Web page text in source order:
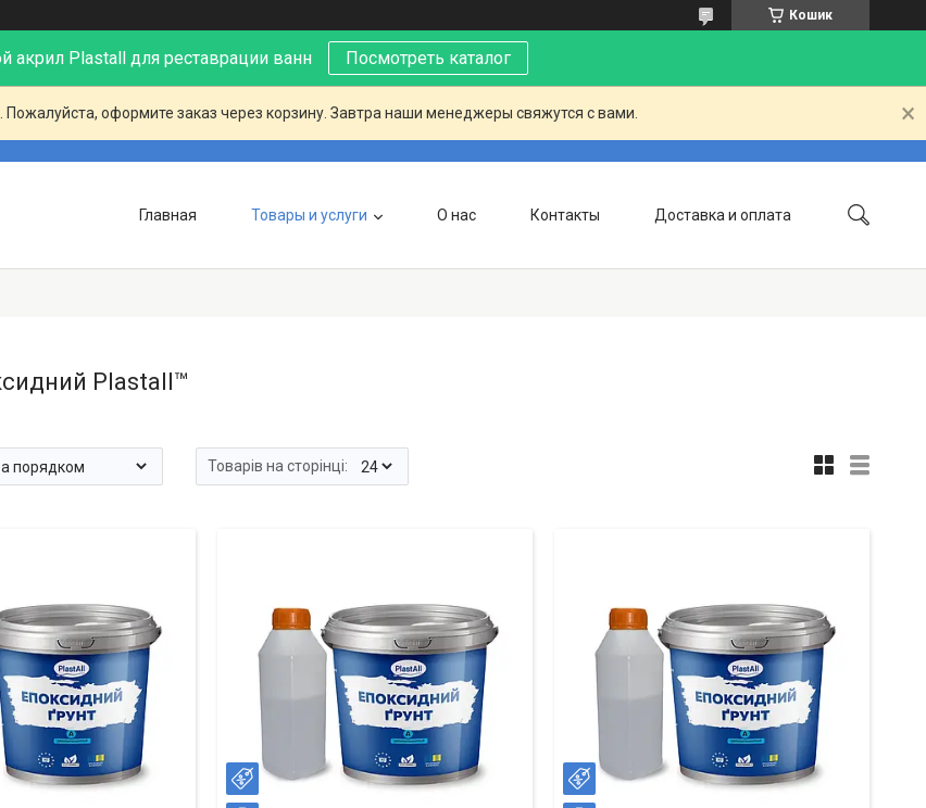
Кошик
акрил Plastall для реставрации ванн Посмотреть каталог
Пожалуйста, оформите заказ через корзину. Завтра наши менеджеры свяжутся с вами.
Главная Товары и услуги О нас Контакты Доставка и оплата
Plastall™
–22% –22%